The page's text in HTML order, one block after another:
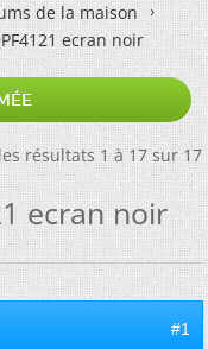
de la maison
ecran noir
résultats 1 à 17 sur 17
ecran noir
#1